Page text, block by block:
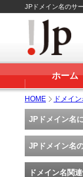
JPドメイン名のサ
ホーム
HOME ドメイ
JPドメイン名
JPドメイン名
ドメイン名関